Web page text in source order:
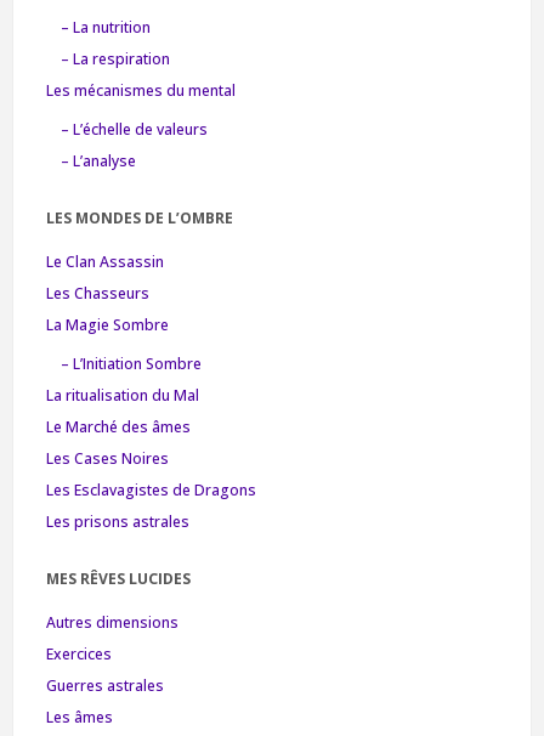
– La nutrition
– La respiration
Les mécanismes du mental
– L’échelle de valeurs
– L’analyse
LES MONDES DE L’OMBRE
Le Clan Assassin
Les Chasseurs
La Magie Sombre
– L’Initiation Sombre
La ritualisation du Mal
Le Marché des âmes
Les Cases Noires
Les Esclavagistes de Dragons
Les prisons astrales
MES RÊVES LUCIDES
Autres dimensions
Exercices
Guerres astrales
Les âmes